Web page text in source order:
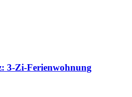
3-Zi-Ferienwohnung